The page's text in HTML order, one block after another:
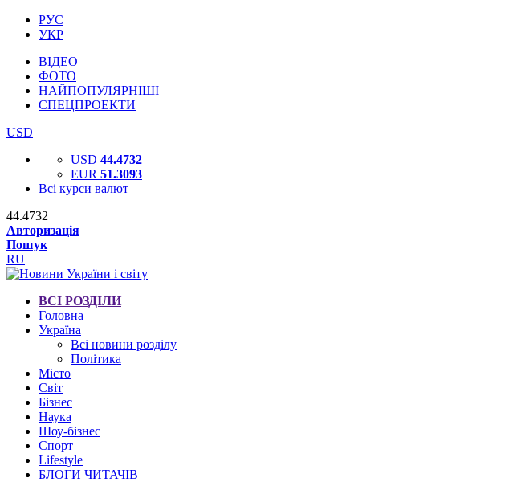
РУС
УКР
ВІДЕО
ФОТО
НАЙПОПУЛЯРНІШІ
СПЕЦПРОЕКТИ
USD
USD 44.4732
EUR 51.3093
Всі курси валют
44.4732
Авторизація
Пошук
RU
ВСІ РОЗДІЛИ
Головна
Україна
Всі новини розділу
Політика
Місто
Світ
Бізнес
Наука
Шоу-бізнес
Спорт
Lifestyle
БЛОГИ ЧИТАЧІВ